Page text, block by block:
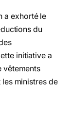
a exhorté le
du
initiative a
vêtements
ministres de